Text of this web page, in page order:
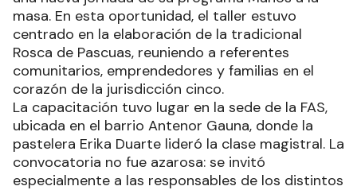
masa. En esta oportunidad, el taller estuvo
centrado en la elaboración de la tradicional
Rosca de Pascuas, reuniendo a referentes
comunitarios, emprendedores y familias en el
corazón de la jurisdicción cinco.
La capacitación tuvo lugar en la sede de la FAS,
ubicada en el barrio Antenor Gauna, donde la
pastelera Erika Duarte lideró la clase magistral. La
convocatoria no fue azarosa: se invitó
especialmente a las responsables de los distintos